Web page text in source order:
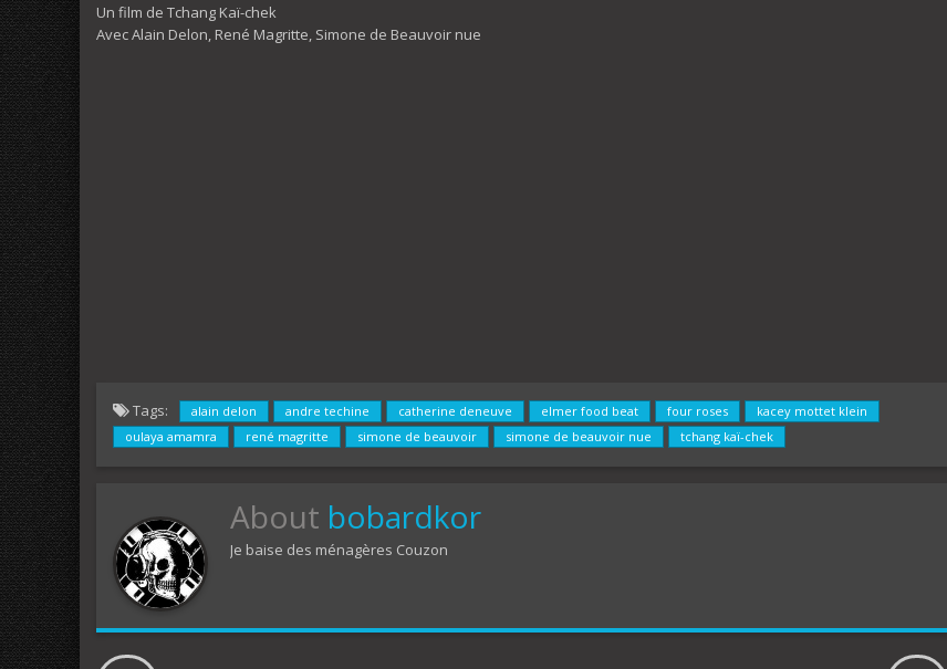
Un film de Tchang Kaï-chek
Avec Alain Delon, René Magritte, Simone de Beauvoir nue
Tags: alain delon andre techine catherine deneuve elmer food beat four roses
kacey mottet klein
oulaya amamra
rené magritte simone de beauvoir simone de beauvoir nue tchang kaï-chek
About bobardkor
Je baise des ménagères Couzon